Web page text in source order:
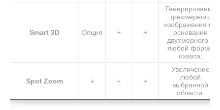
Smart 3D Опция + +
Генерирование
трехмерного
изображения на
основании
двухмерного в
любой форме
охвата;
Spot Zoom + + +
Увеличение
любой
выбранной
области.